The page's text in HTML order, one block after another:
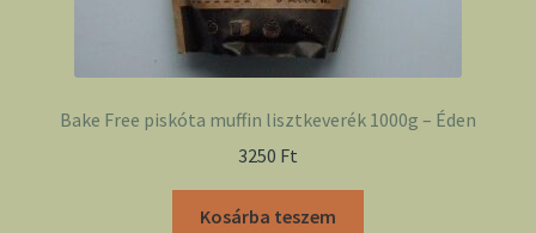
Bake Free piskóta muffin lisztkeverék 1000g – Éden
3250 Ft
Kosárba teszem